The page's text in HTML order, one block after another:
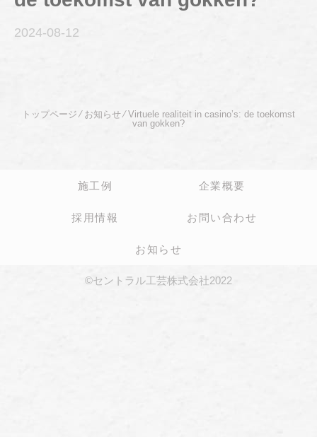
2024-08-12
トップページ ⁄ お知らせ⁄Virtuele realiteit in casino’s: de toekomst
van gokken?
施工例 企業概要
採用情報 お問い合わせ
お知らせ
©セントラル工芸株式会社2022